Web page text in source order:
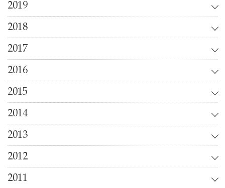
2019
2018
2017
2016
2015
2014
2013
2012
2011